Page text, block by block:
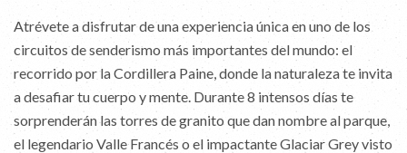
Atrévete a disfrutar de una experiencia única en uno de los
circuitos de senderismo más importantes del mundo: el
recorrido por la Cordillera Paine, donde la naturaleza te invita
a desafiar tu cuerpo y mente. Durante 8 intensos días te
sorprenderán las torres de granito que dan nombre al parque,
el legendario Valle Francés o el impactante Glaciar Grey visto